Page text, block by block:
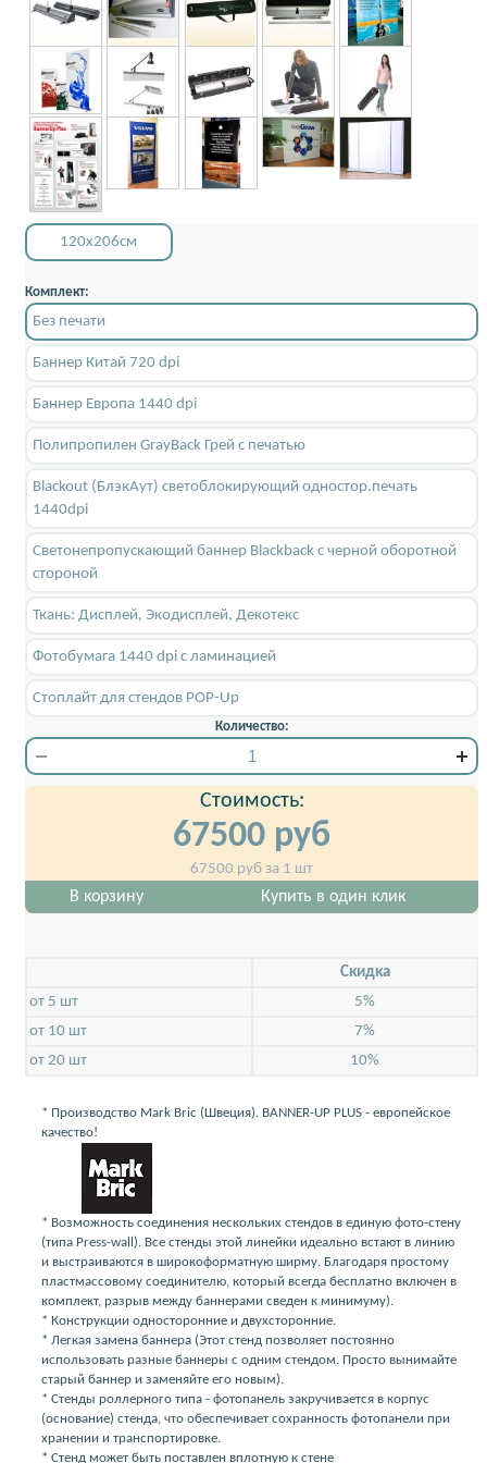
120x206см
Комплект:
Без печати
Баннер Китай 720 dpi
Баннер Европа 1440 dpi
Полипропилен GrayBack Грей с печатью
Blackout (БлэкАут) светоблокирующий одностор.печать
1440dpi
Светонепропускающий баннер Blackback c черной оборотной
стороной
Ткань: Дисплей, Экодисплей, Декотекс
Фотобумага 1440 dpi с ламинацией
Стоплайт для стендов POP-Up
Количество:
Стоимость:
67500 руб
67500 руб за 1 шт
В корзину Купить в один клик
Скидкa
от 5 шт
5%
от 10 шт
7%
от 20 шт
10%
* Производство Mark Bric (Швеция). BANNER-UP PLUS - европейское
качество!
* Возможность соединения нескольких стендов в единую фото-стену
(типа Press-wall). Все стенды этой линейки идеально встают в линию
и выстраиваются в широкоформатную ширму. Благодаря простому
пластмассовому соединителю, который всегда бесплатно включен в
комплект, разрыв между баннерами сведен к минимуму).
* Конструкции односторонние и двухсторонние.
* Легкая замена баннера (Этот стенд позволяет постоянно
использовать разные баннеры с одним стендом. Просто вынимайте
старый баннер и заменяйте его новым).
* Стенды роллерного типа - фотопанель закручивается в корпус
(основание) стенда, что обеспечивает сохранность фотопанели при
хранении и транспортировке.
* Стенд может быть поставлен вплотную к стене